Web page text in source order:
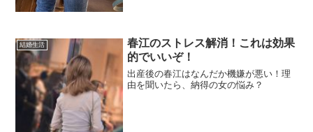
結婚生活
春江のストレス解消！これは効果
的でいいぞ！
出産後の春江はなんだか機嫌が悪い！理
由を聞いたら、納得の女の悩み？